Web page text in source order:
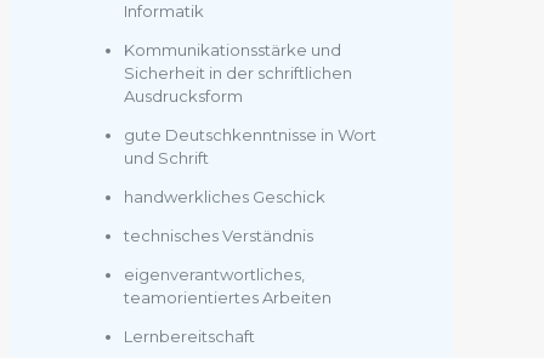
Informatik
Kommunikationsstärke und
Sicherheit in der schriftlichen
Ausdrucksform
gute Deutschkenntnisse in Wort
und Schrift
handwerkliches Geschick
technisches Verständnis
eigenverantwortliches,
teamorientiertes Arbeiten
Lernbereitschaft